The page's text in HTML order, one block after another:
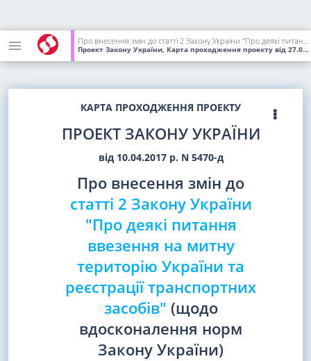
Про внесення змін до статті 2 Закону України "Про деякі питання ввезення на митну територію України та реєстрації транспортних засобів" (щодо вдосконалення норм Закону України)
Проект Закону України, Карта проходження проекту від 27.02.2018
КАРТА ПРОХОДЖЕННЯ ПРОЕКТУ
ПРОЕКТ ЗАКОНУ УКРАЇНИ
від 10.04.2017 р. N 5470-д
Про внесення змін до
статті 2 Закону України
"Про деякі питання
ввезення на митну
територію України та
реєстрації транспортних
засобів" (щодо
вдосконалення норм
Закону України)